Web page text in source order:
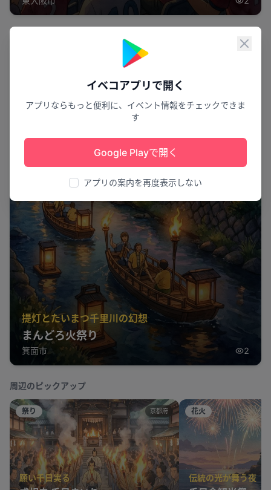
閉じ
イベコアプリで開く
アプリならもっと便利に、イベント情報をチェックできま
す
Google Playで開く
アプリの案内を再度表示しない
提灯とたいまつ千里川の幻想
まんどろ火祭り
箕面市 2
周辺のピックアップ
祭り 京都府
願い千日実る
花火
伝統の光が舞う夜